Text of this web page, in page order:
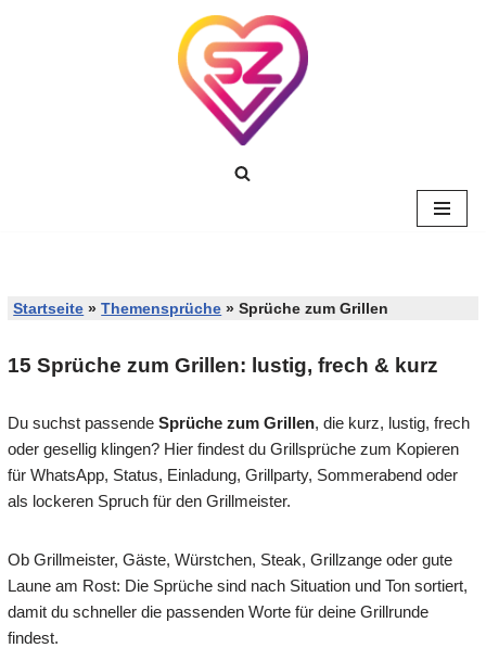
Startseite »Themensprüche »Sprüche zum Grillen
15 Sprüche zum Grillen: lustig, frech & kurz
Du suchst passendeSprüche zum Grillen, die kurz, lustig, frech
oder gesellig klingen? Hier findest du Grillsprüche zum Kopieren
für WhatsApp, Status, Einladung, Grillparty, Sommerabend oder
als lockeren Spruch für den Grillmeister.
Ob Grillmeister, Gäste, Würstchen, Steak, Grillzange oder gute
Laune am Rost: Die Sprüche sind nach Situation und Ton sortiert,
damit du schneller die passenden Worte für deine Grillrunde
findest.